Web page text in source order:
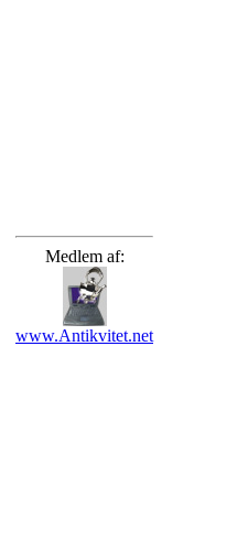
Medlem af:
www.Antikvitet.net